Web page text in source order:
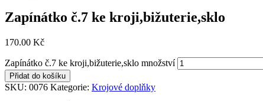
Zapínátko č.7 ke kroji,bižuterie,sklo
170.00 Kč
Zapínátko č.7 ke kroji,bižuterie,sklo množství
Přidat do košíku
SKU: 0076 Kategorie: Krojové doplňky